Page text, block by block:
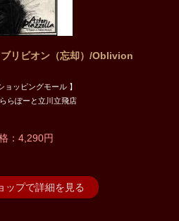
リビオン（忘却）/Oblivion
ョッピングモール 】
らぽーと立川立飛店
：4,290円
ップで詳細を見る